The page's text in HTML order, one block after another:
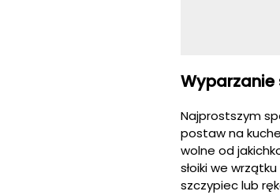
Wyparzanie
Najprostszym
postaw na
wolne od
słoiki we
szczypiec lub